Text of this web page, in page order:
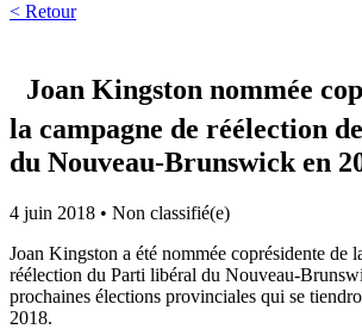
< Retour
Joan Kingston nommée
la campagne de réélection
du Nouveau-Brunswick en
4 juin 2018 • Non classifié(e)
Joan Kingston a été nommée coprésidente de
réélection du Parti libéral du Nouveau-
prochaines élections provinciales qui se
2018.